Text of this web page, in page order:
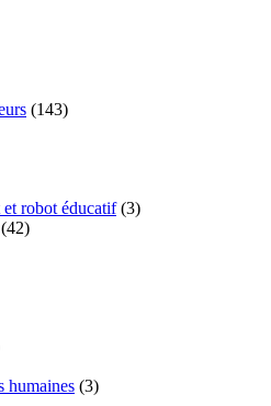
(143)
et robot éducatif(3)
(42)
humaines (3)